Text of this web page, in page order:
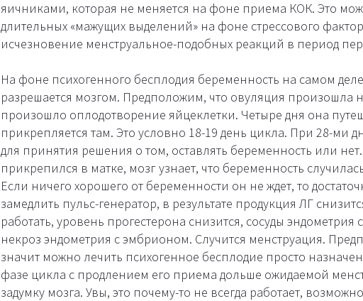
яичниками, которая не меняется на фоне приема КОК. Это
длительных «мажущих выделений» на фоне стрессового
исчезновение менструальное-подобных реакций в период
На фоне психогенного бесплодия беременность на самом
разрешается мозгом. Предположим, что овуляция произошла
произошло оплодотворение яйцеклетки. Четыре дня она
прикрепляется там. Это условно 18-19 день цикла. При 28-ми
для принятия решения о том, оставлять беременность или
прикрепился в матке, мозг узнает, что беременность
Если ничего хорошего от беременности он не ждет, то
замедлить пульс-генератор, в результате продукция ЛГ
работать, уровень прогестерона снизится, сосуды эндометрия
некроз эндометрия с эмбрионом. Случится менструация.
значит можно лечить психогенное бесплодие просто
фазе цикла с продлением его приема дольше ожидаемой
задумку мозга. Увы, это почему-то не всегда работает,